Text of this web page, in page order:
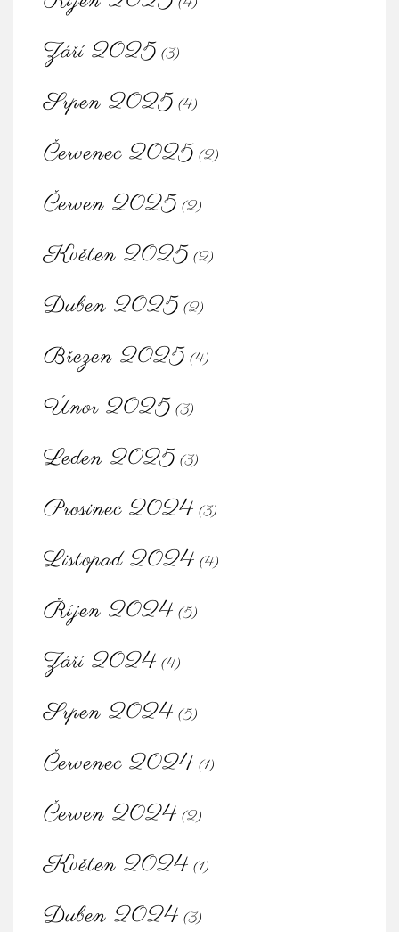
Září 2025 (3)
Srpen 2025 (4)
Červenec 2025 (2)
Červen 2025 (2)
Květen 2025 (2)
Duben 2025 (2)
Březen 2025 (4)
Únor 2025 (3)
Leden 2025 (3)
Prosinec 2024 (3)
Listopad 2024 (4)
Říjen 2024 (5)
Září 2024 (4)
Srpen 2024 (5)
Červenec 2024 (1)
Červen 2024 (2)
Květen 2024 (1)
Duben 2024 (3)